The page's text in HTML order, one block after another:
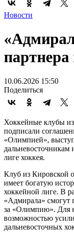
Новости
10.06.2026 15:50
Поделиться
Хоккейные клубы
подписали
«Олимпией»,
дальневосточникам
лиге хоккея.
Клуб из Кировской
имеет богатую
хоккейной лиге. В
«Адмирала» смогут
за «Олимпию». Для
возможностью
дальневосточных